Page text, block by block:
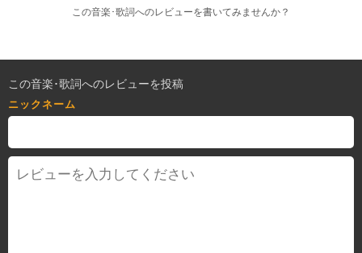
この音楽･歌詞へのレビューを書いてみませんか？
この音楽･歌詞へのレビューを投稿
ニックネーム